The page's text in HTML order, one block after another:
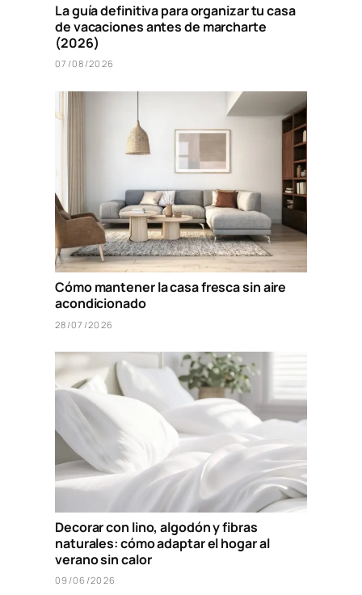
La guía definitiva para organizar tu casa
de vacaciones antes de marcharte
(2026)
07/08/2026
Cómo mantener la casa fresca sin aire
acondicionado
28/07/2026
Decorar con lino, algodón y fibras
naturales: cómo adaptar el hogar al
verano sin calor
09/06/2026